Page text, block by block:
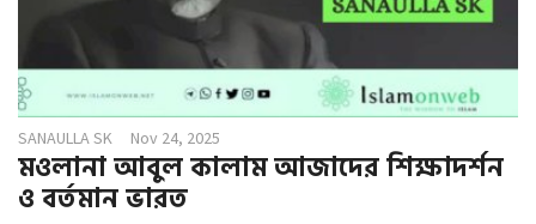
SANAULLA SK Nov 24, 2025
মওলানা আবুল কালাম আজাদের শিক্ষাদর্শন
ও বর্তমান ভারত